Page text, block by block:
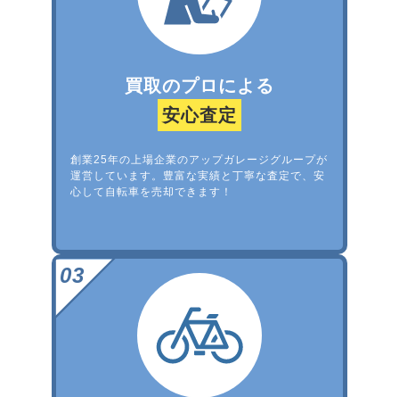
買取のプロによる
安心査定
創業25年の上場企業のアップガレージグループが
運営しています。豊富な実績と丁寧な査定で、安
心して自転車を売却できます！